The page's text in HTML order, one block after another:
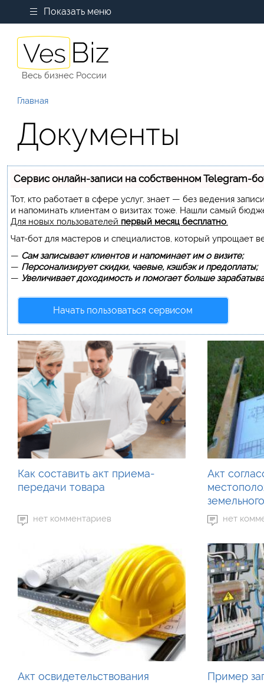
Показать меню
Весь бизнес России
Главная
Документы
Сервис онлайн-записи на собственном Telegram-
Тот, кто работает в сфере услуг, знает — без ведения
и напоминать клиентам о визитах тоже. Нашли самый
Для новых пользователей первый месяц бесплатно.
Чат-бот для мастеров и специалистов, который упрощает
— Сам записывает клиентов и напоминает им о визите;
— Персонализирует скидки, чаевые, кэшбэк и предоплаты;
— Увеличивает доходимость и помогает больше
Начать пользоваться сервисом
Как составить акт приема-
передачи товара
нет комментариев
Акт
нет
Акт освидетельствования
Пример